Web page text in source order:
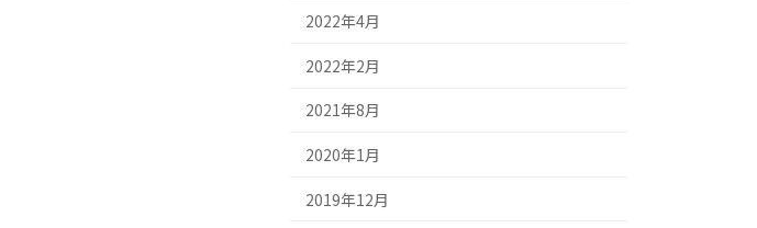
2022年4月
2022年2月
2021年8月
2020年1月
2019年12月